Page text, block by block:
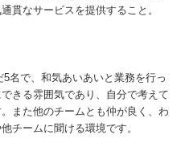
貫なサービスを提供すること。
名で、和気あいあいと業務を行っ
きる雰囲気であり、自分で考えて
また他のチームとも仲が良く、わ
チームに聞ける環境です。